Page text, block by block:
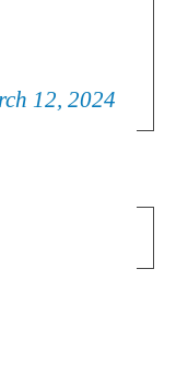
12, 2024